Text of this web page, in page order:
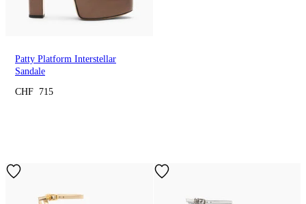
Patty Platform Interstellar
Sandale
CHF 715